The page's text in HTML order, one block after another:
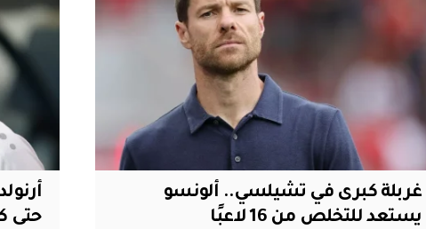
غربلة كبرى في تشيلسي.. ألونسو
يستعد للتخلص من 16 لاعبًا
حتى